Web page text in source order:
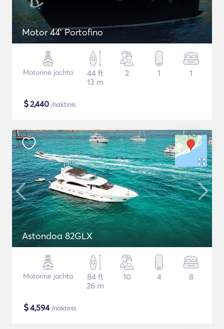
Motor 44' Portofino
Motorinė jachta
44 ft
13 m
2 1 1
$2,440 /naktinis
Astondoa 82GLX
Motorinė jachta
84 ft
26 m
10 4 8
$4,594/naktinis